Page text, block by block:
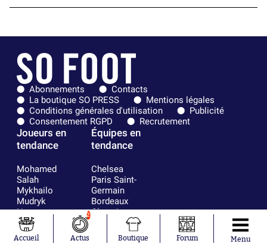
Abonnements
Contacts
La boutique SO PRESS
Mentions légales
Conditions générales d'utilisation
Publicité
Consentement RGPD
Recrutement
Joueurs en
tendance
Mohamed
Salah
Mykhailo
Mudryk
Neymar
Khalis Merah
Loïs Openda
Moussa
Équipes en
tendance
Chelsea
Paris Saint-
Germain
Bordeaux
Olympique
Real Madrid
Accueil
2
Actus Boutique Forum Menu